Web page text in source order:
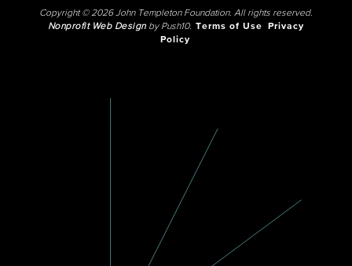
Copyright © 2026 John Templeton Foundation. All rights reserved.
Nonprofit Web Designby Push10. Terms of Use
Privacy
Policy